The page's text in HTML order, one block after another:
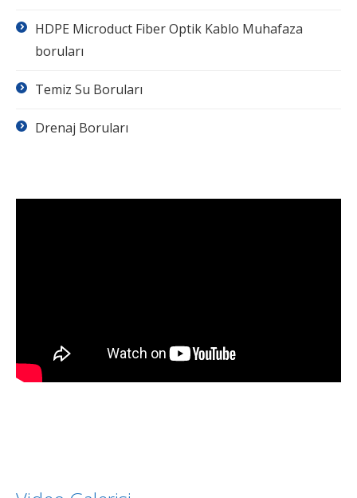
HDPE Microduct Fiber Optik Kablo Muhafaza
boruları
Temiz Su Boruları
Drenaj Boruları